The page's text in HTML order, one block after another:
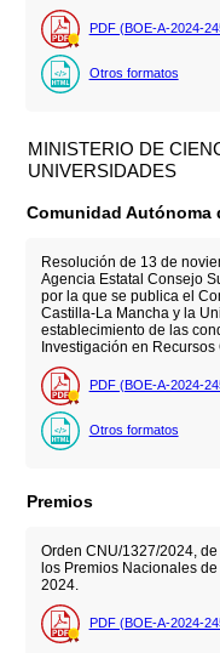
PDF (BOE-A-2024-
Otros formatos
MINISTERIO DE
UNIVERSIDADES
Comunidad Autónoma
Resolución de 13 de
Agencia Estatal Consejo
por la que se publica el
Castilla-La Mancha y la
establecimiento de las
Investigación en Recursos
PDF (BOE-A-2024-
Otros formatos
Premios
Orden CNU/1327/2024,
los Premios Nacionales
2024.
PDF (BOE-A-2024-